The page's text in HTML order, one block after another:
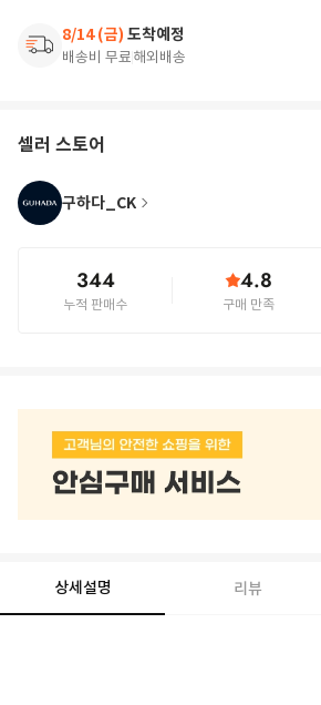
8/14 (금) 도착예정
배송비 무료해외배송
셀러 스토어
구하다_CK
344
누적 판매수
4.8
구매 만족
상세설명 리뷰